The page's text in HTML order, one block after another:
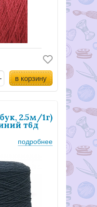
в корзину
2.5м/1г)
т6д
подробнее